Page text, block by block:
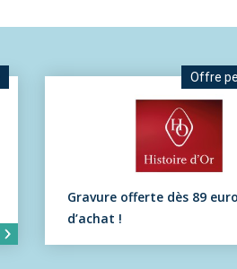
Offre
Gravure offerte dès 89
d’achat !